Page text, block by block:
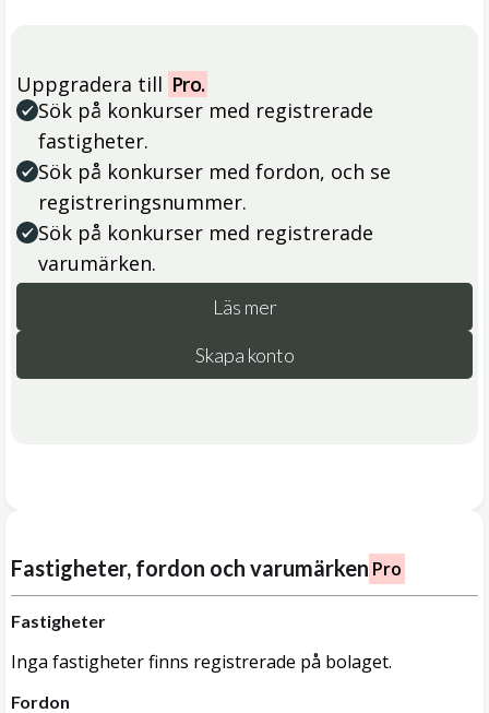
Uppgradera till Pro.
Sök på konkurser med registrerade
fastigheter.
Sök på konkurser med fordon, och se
registreringsnummer.
Sök på konkurser med registrerade
varumärken.
Läs mer
Skapa konto
Fastigheter, fordon och varumärken Pro
Fastigheter
Inga fastigheter finns registrerade på bolaget.
Fordon